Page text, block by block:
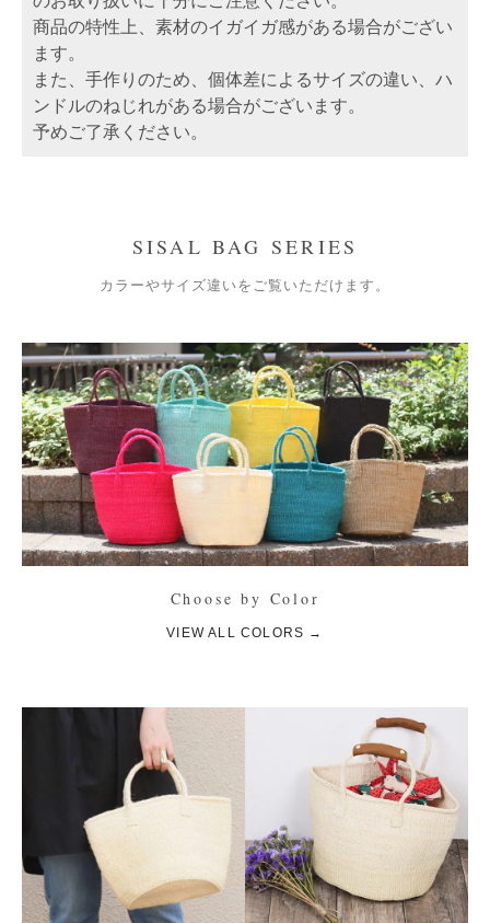
商品の特性上、素材のイガイガ感がある場合がござい
ます。
また、手作りのため、個体差によるサイズの違い、ハ
ンドルのねじれがある場合がございます。
予めご了承ください。
SISAL BAG SERIES
カラーやサイズ違いをご覧いただけます。
Choose by Color
VIEW ALL COLORS →